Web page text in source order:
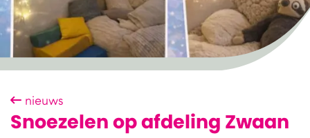
nieuws
Snoezelen op afdeling Zwaan